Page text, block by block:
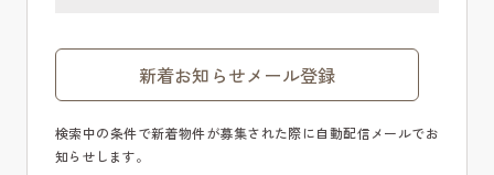
新着お知らせメール登録
検索中の条件で新着物件が募集された際に自動配信メールでお
知らせします。